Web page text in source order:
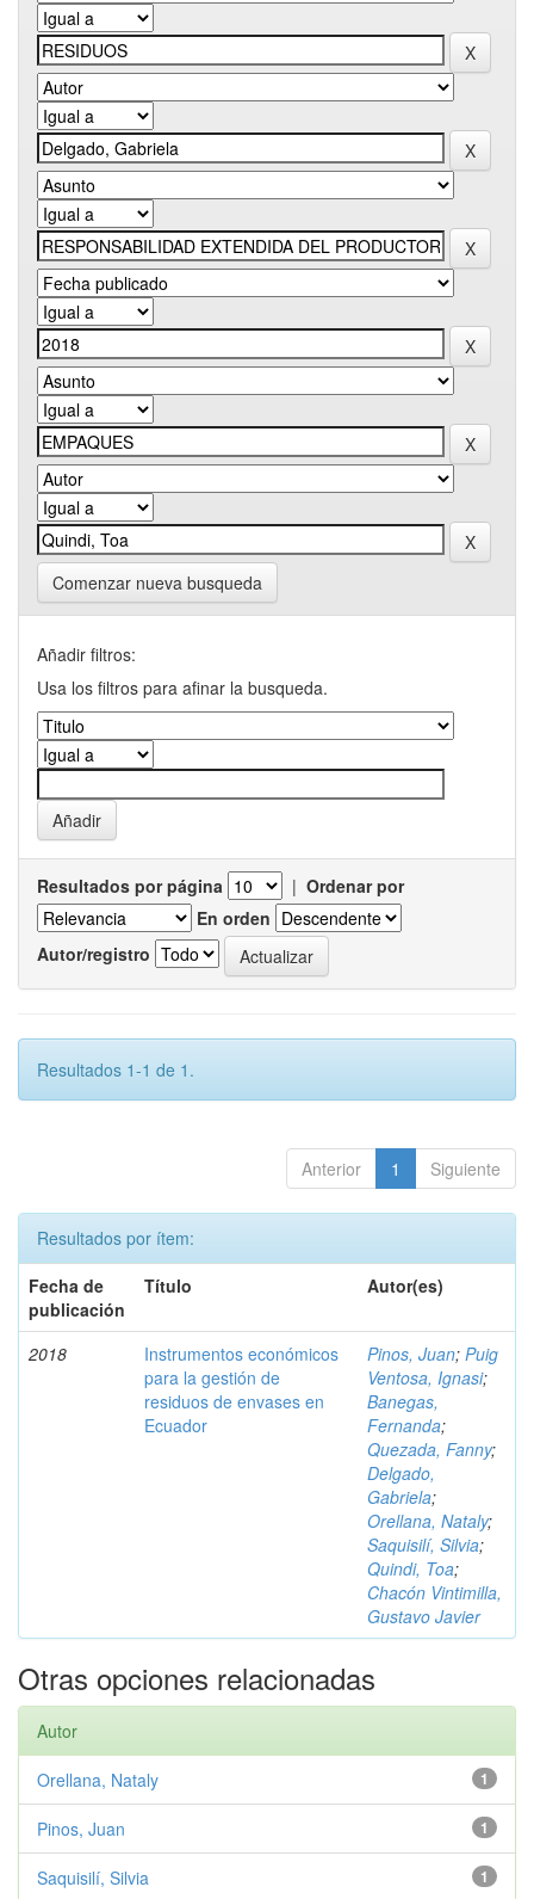
Comenzar nueva busqueda
Añadir filtros:
Usa los filtros para afinar la busqueda.
Resultados por página | Ordenar por
En orden
Autor/registro
Resultados 1-1 de 1.
Anterior 1 Siguiente
Resultados por ítem:
Fecha de
publicación
Título Autor(es)
2018
Instrumentos económicos
para la gestión de
residuos de envases en
Ecuador
Pinos, Juan; Puig
Ventosa, Ignasi;
Banegas,
Fernanda;
Quezada, Fanny;
Delgado,
Gabriela;
Orellana, Nataly;
Saquisilí, Silvia;
Quindi, Toa;
Chacón Vintimilla,
Gustavo Javier
Otras opciones relacionadas
Autor
1
Orellana, Nataly
1
Pinos, Juan
1
Saquisilí, Silvia